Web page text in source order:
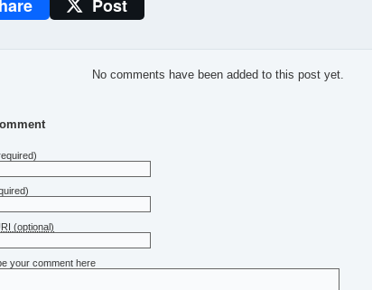
Post
No comments have been added to this post yet.
(optional)
your comment here